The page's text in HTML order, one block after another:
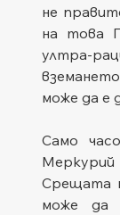
не
на това
ултра-
може да е
Само
Срещата
може да